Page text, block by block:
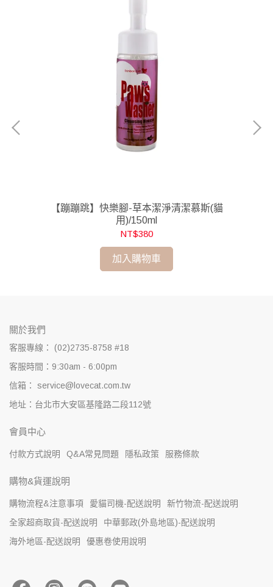
【蹦蹦跳】快樂腳-草本潔淨清潔慕斯(貓
用)/150ml
NT$380
加入購物車
關於我們
客服專線： (02)2735-8758 #18
客服時間：9:30am - 6:00pm
信箱： service@lovecat.com.tw
地址：台北市大安區基隆路二段112號
會員中心
付款方式說明 Q&A常見問題 隱私政策 服務條款
購物&貨運說明
購物流程&注意事項 愛貓司機-配送說明
新竹物流-配送說明
全家超商取貨-配送說明
中華郵政(外島地區)-配送說明
海外地區-配送說明
優惠卷使用說明